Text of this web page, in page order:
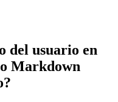
del usuario en
Markdown